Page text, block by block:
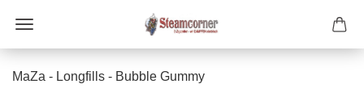
MaZa - Longfills - Bubble Gummy